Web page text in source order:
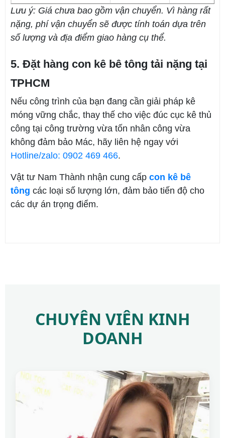
Lưu ý: Giá chưa bao gồm vận chuyển. Vì hàng rất
nặng, phí vận chuyển sẽ được tính toán dựa trên
số lượng và địa điểm giao hàng cụ thể.
5. Đặt hàng con kê bê tông tải nặng tại
TPHCM
Nếu công trình của bạn đang cần giải pháp kê
móng vững chắc, thay thế cho việc đúc cục kê thủ
công tại công trường vừa tốn nhân công vừa
không đảm bảo Mác, hãy liên hệ ngay với
Hotline/zalo: 0902 469 466.
Vật tư Nam Thành nhận cung cấp con kê bê
tông các loại số lượng lớn, đảm bảo tiến độ cho
các dự án trọng điểm.
CHUYÊN VIÊN KINH
DOANH